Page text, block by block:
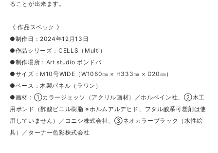
ることが出来ます。
《 作品スペック 》
●制作日：2024年12月13日
●作品シリーズ：CELLS（Multi）
●制作場所：Art studio ボンドバ
●サイズ：M10号WIDE（W1060㎜ × H333㎜ × D20㎜）
●ベース：木製パネル（ラワン）
●画材：①カラージェッソ（アクリル画材）／ホルベイン社、②木工
用ボンド（酢酸ビニル樹脂 ※ホルムアルデヒド、フタル酸系可塑剤は使
用していません）／コニシ株式会社、③ネオカラーブラック（水性絵
具）／ターナー色彩株式会社